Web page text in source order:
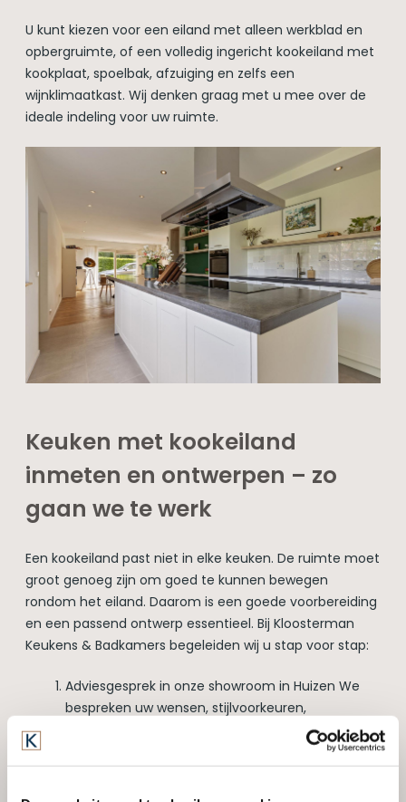
U kunt kiezen voor een eiland met alleen werkblad en
opbergruimte, of een volledig ingericht kookeiland met
kookplaat, spoelbak, afzuiging en zelfs een
wijnklimaatkast. Wij denken graag met u mee over de
ideale indeling voor uw ruimte.
Keuken met kookeiland
inmeten en ontwerpen – zo
gaan we te werk
Een kookeiland past niet in elke keuken. De ruimte moet
groot genoeg zijn om goed te kunnen bewegen
rondom het eiland. Daarom is een goede voorbereiding
en een passend ontwerp essentieel. Bij Kloosterman
Keukens & Badkamers begeleiden wij u stap voor stap:
Adviesgesprek in onze showroom in Huizen We
bespreken uw wensen, stijlvoorkeuren,
Ruimtemeting aan huis Onze specialisten meten
uw keukenruimte nauwkeurig in om te bepalen of